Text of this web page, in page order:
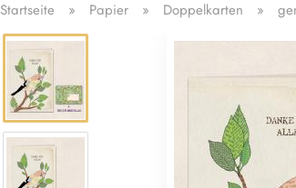
Startseite » Papier » Doppelkarten »